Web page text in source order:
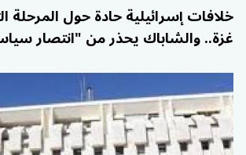
خلافات إسرائيلية حادة حول المرحلة
غزة.. والشاباك يحذر من "انتصار